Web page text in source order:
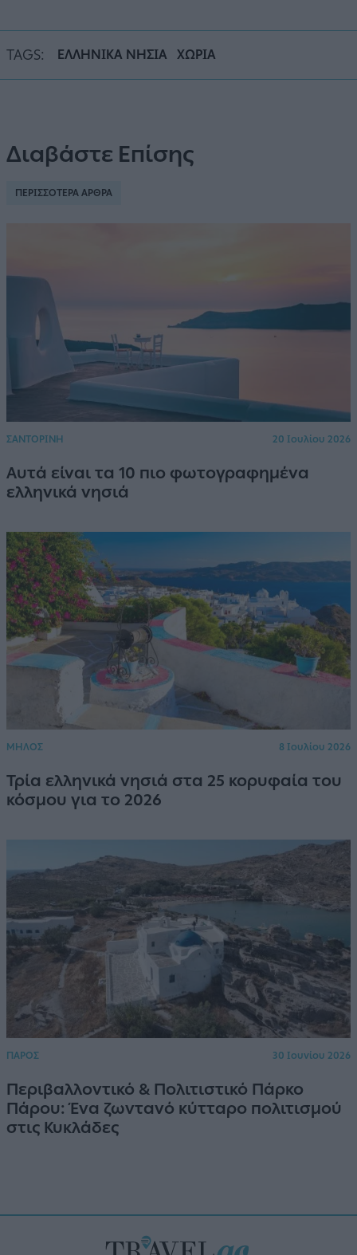
TAGS: ΕΛΛΗΝΙΚΑ ΝΗΣΙΑ ΧΩΡΙΑ
Διαβάστε Επίσης
ΠΕΡΙΣΣΟΤΕΡΑ ΑΡΘΡΑ
ΣΑΝΤΟΡΙΝΗ 20 Ιουλίου 2026
Αυτά είναι τα 10 πιο φωτογραφημένα
ελληνικά νησιά
ΜΗΛΟΣ 8 Ιουλίου 2026
Τρία ελληνικά νησιά στα 25 κορυφαία του
κόσμου για το 2026
ΠΑΡΟΣ 30 Ιουνίου 2026
Περιβαλλοντικό & Πολιτιστικό Πάρκο
Πάρου: Ένα ζωντανό κύτταρο πολιτισμού
στις Κυκλάδες